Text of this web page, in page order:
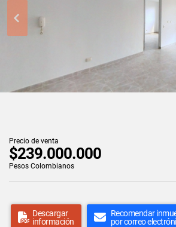
Precio de venta
$239.000.000
Pesos Colombianos
Descargar
información
Recomendar
por correo